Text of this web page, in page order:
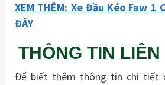
XEM THÊM: Xe Đầu Kéo Faw 1
ĐÂY
THÔNG TIN LIÊN
Để biết thêm thông tin chi tiết